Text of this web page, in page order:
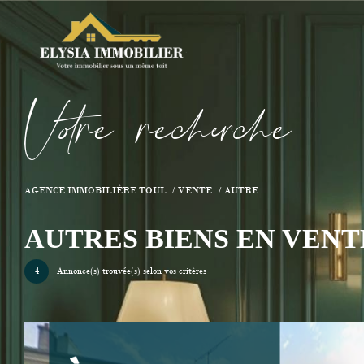
Vore recece
AGENCE IMMOBILIÈRE TOUL VENTE AUTRE
AUTRES BIENS EN
4 Annonce(s) trouvée(s) selon vos critères